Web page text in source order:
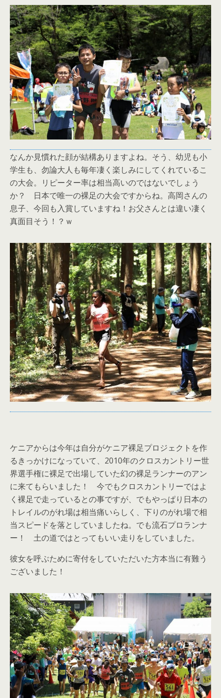
なんか見慣れた顔が結構ありますよね。そう、幼児も小
学生も、勿論大人も毎年凄く楽しみにしてくれているこ
の大会。リピーター率は相当高いのではないでしょう
か？ 日本で唯一の裸足の大会ですからね。高岡さんの
息子、今回も入賞していますね！お父さんとは違い凄く
真面目そう！？ｗ
ケニアからは今年は自分がケニア裸足プロジェクトを作
るきっかけになっていて、2010年のクロスカントリー世
界選手権に裸足で出場していた幻の裸足ランナーのアン
に来てもらいました！ 今でもクロスカントリーではよ
く裸足で走っているとの事ですが、でもやっぱり日本の
トレイルのがれ場は相当痛いらしく、下りのがれ場で相
当スピードを落としていましたね。でも流石プロランナ
ー！ 土の道ではとってもいい走りをしていました。
彼女を呼ぶために寄付をしていただいた方本当に有難う
ございました！